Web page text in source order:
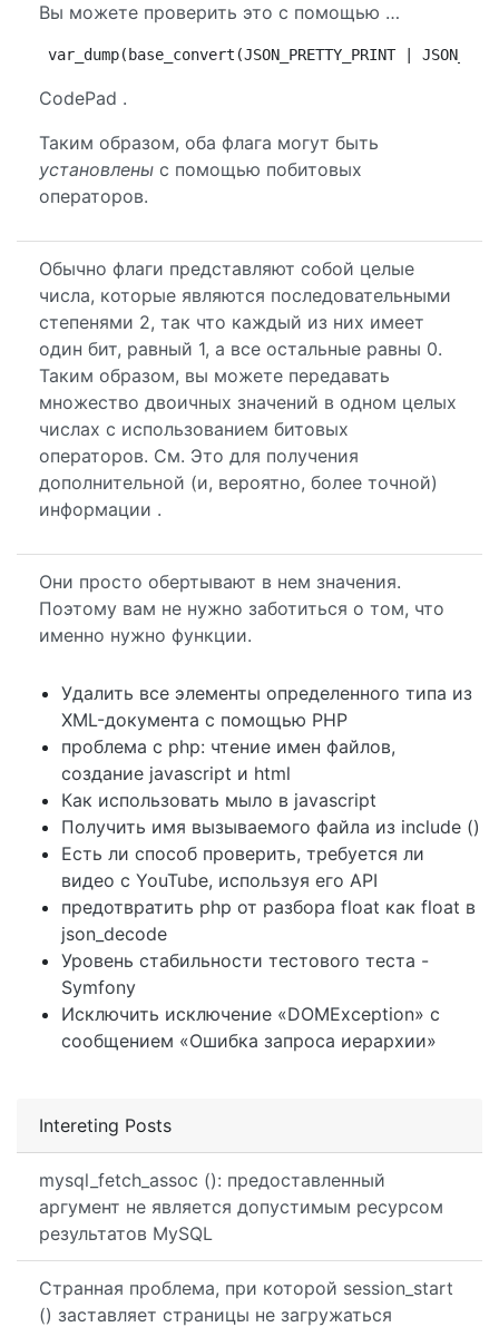
Intereting Posts
mysql_fetch_assoc (): предоставленный
аргумент не является допустимым ресурсом
результатов MySQL
Странная проблема, при которой session_start
() заставляет страницы не загружаться
Вы можете проверить это с помощью …
var_dump(base_convert(JSON_PRETTY_PRINT |
CodePad .
Таким образом, оба флага могут быть
установлены с помощью побитовых
операторов.
Обычно флаги представляют собой целые
числа, которые являются последовательными
степенями 2, так что каждый из них имеет
один бит, равный 1, а все остальные равны 0.
Таким образом, вы можете передавать
множество двоичных значений в одном целых
числах с использованием битовых
операторов. См. Это для получения
дополнительной (и, вероятно, более точной)
информации .
Они просто обертывают в нем значения.
Поэтому вам не нужно заботиться о том, что
именно нужно функции.
Удалить все элементы определенного типа из
XML-документа с помощью PHP
проблема с php: чтение имен файлов,
создание javascript и html
Как использовать мыло в javascript
Получить имя вызываемого файла из include ()
Есть ли способ проверить, требуется ли
видео с YouTube, используя его API
предотвратить php от разбора float как float в
json_decode
Уровень стабильности тестового теста -
Symfony
Исключить исключение «DOMException» с
сообщением «Ошибка запроса иерархии»